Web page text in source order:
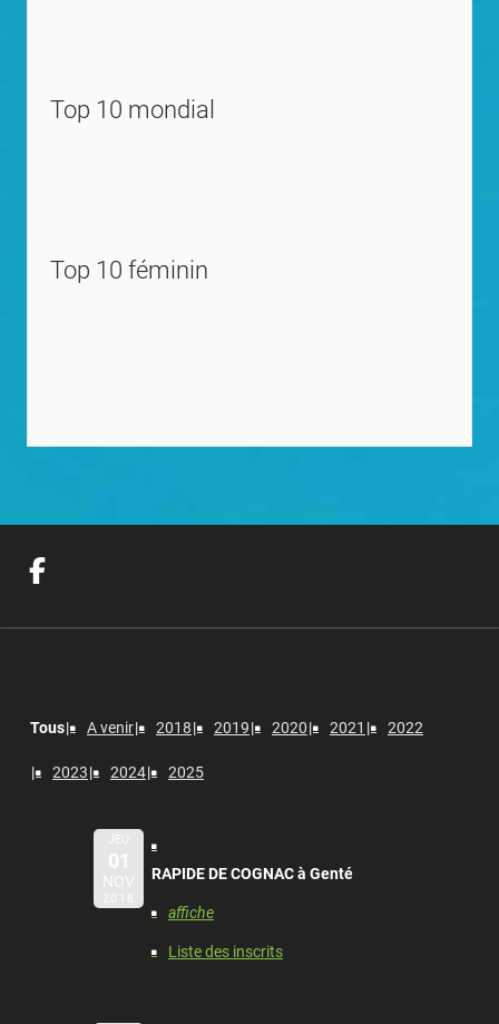
Top 10 mondial
Top 10 féminin
Tous A venir 2018 2019 2020 2021 2022
2023 2024 2025
JEU
01
NOV
2018
RAPIDE DE COGNAC à Genté
affiche
Liste des inscrits